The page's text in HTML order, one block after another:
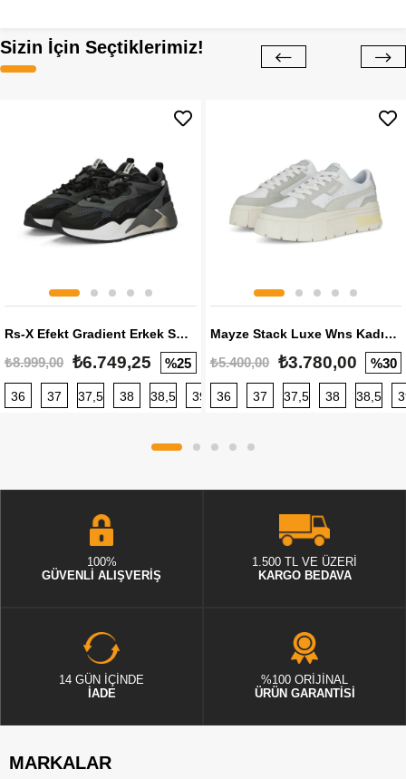
Sizin İçin Seçtiklerimiz!
Rs-X Efekt Gradient Erkek Sneaker
₺8.999,00 ₺6.749,25 %25
36 37 37,5 38 38,5 39 40 40,5 41 42 42,5
Mayze Stack Luxe Wns Kadın Sneaker
₺5.400,00 ₺3.780,00 %30
36 37 37,5 38 38,5
100%
GÜVENLİ ALIŞVERİŞ
1.500 TL VE ÜZERİ
KARGO BEDAVA
14 GÜN İÇİNDE
İADE
%100 ORİJİNAL
ÜRÜN GARANTİSİ
MARKALAR